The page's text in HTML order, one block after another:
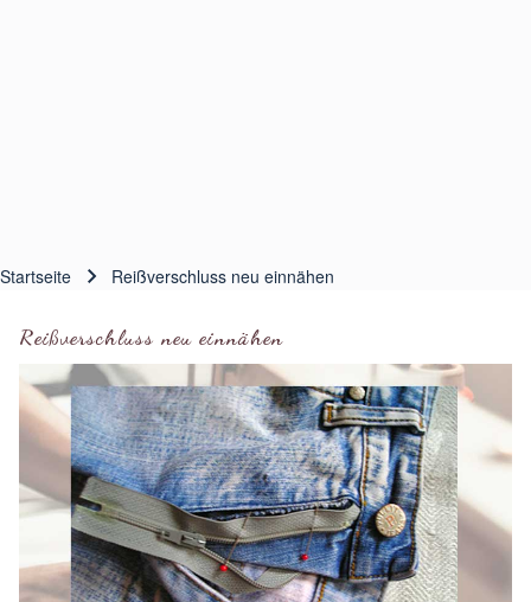
Startseite Reißverschluss neu einnähen
Reißverschluss neu einnähen